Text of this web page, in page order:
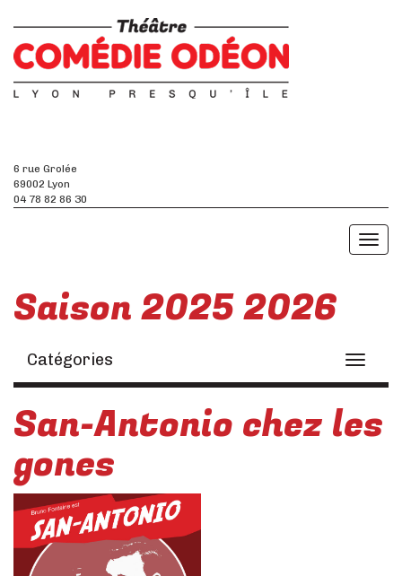
6 rue Grolée
69002 Lyon
04 78 82 86 30
Toggle
Saison 2025 2026
Toggle
Catégories
San-Antonio chez les
gones